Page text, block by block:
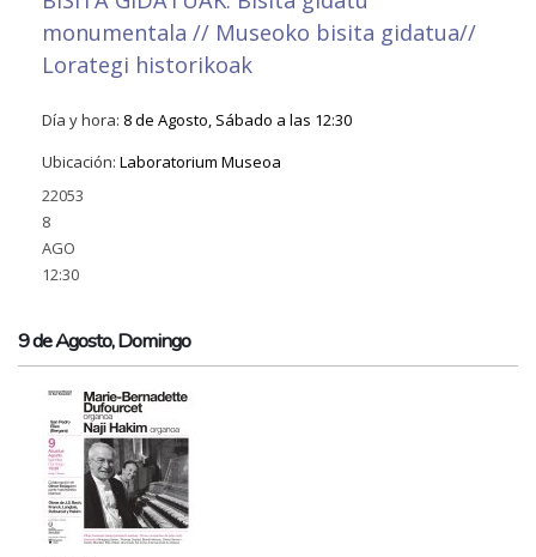
monumentala // Museoko bisita gidatua//
Lorategi historikoak
Día y hora: 8 de Agosto, Sábado a las 12:30
Ubicación: Laboratorium Museoa
22053
8
AGO
12:30
9 de Agosto, Domingo